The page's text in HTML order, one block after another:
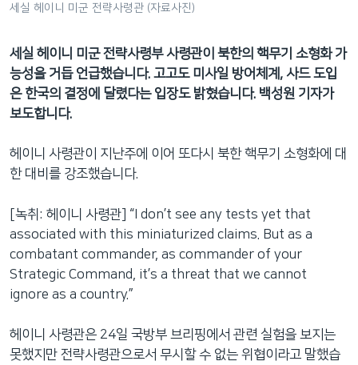
션
으
로
등
세실 헤이니 미군 전략사령관 (자료사진)
세실 헤이니 미군 전략사령부 사령관이 북한의 핵무기 소형화 가
능성을 거듭 언급했습니다. 고고도 미사일 방어체계, 사드 도입
은 한국의 결정에 달렸다는 입장도 밝혔습니다. 백성원 기자가
보도합니다.
헤이니 사령관이 지난주에 이어 또다시 북한 핵무기 소형화에 대
한 대비를 강조했습니다.
[녹취: 헤이니 사령관] “I don’t see any tests yet that
associated with this miniaturized claims. But as a
combatant commander, as commander of your
Strategic Command, it’s a threat that we cannot
ignore as a country.”
헤이니 사령관은 24일 국방부 브리핑에서 관련 실험을 보지는
못했지만 전략사령관으로서 무시할 수 없는 위협이라고 말했습